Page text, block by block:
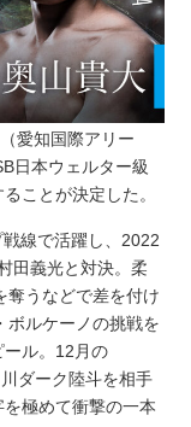
愛知国際アリー
日本ウェルター級
ことが決定した。
線で活躍し、2022
田義光と対決。柔
奪うなどで差を付け
ボルケーノの挑戦を
ール。12月の
ダーク陸斗を相手
極めて衝撃の一本